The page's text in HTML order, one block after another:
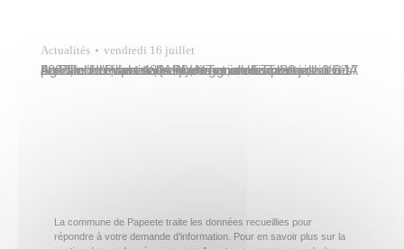
Actualités vendredi 16 juillet
La Ville de Papeete, en partenariat avec l’association Agir Pour l’Insertion (API), organise six centres aérés pendant les vacances scolaires, du 5 au 30 juillet 2021, accueillant 480 enfants et adolescents de 3 à 17 ans : à l’école maternelle Ui-Tama de Tipaerui, au CJA de Fare Ute, à la salle Blue Lagoon de Taunoa…
La commune de Papeete traite les données recueillies pour
répondre à votre demande d’information. Pour en savoir plus sur la